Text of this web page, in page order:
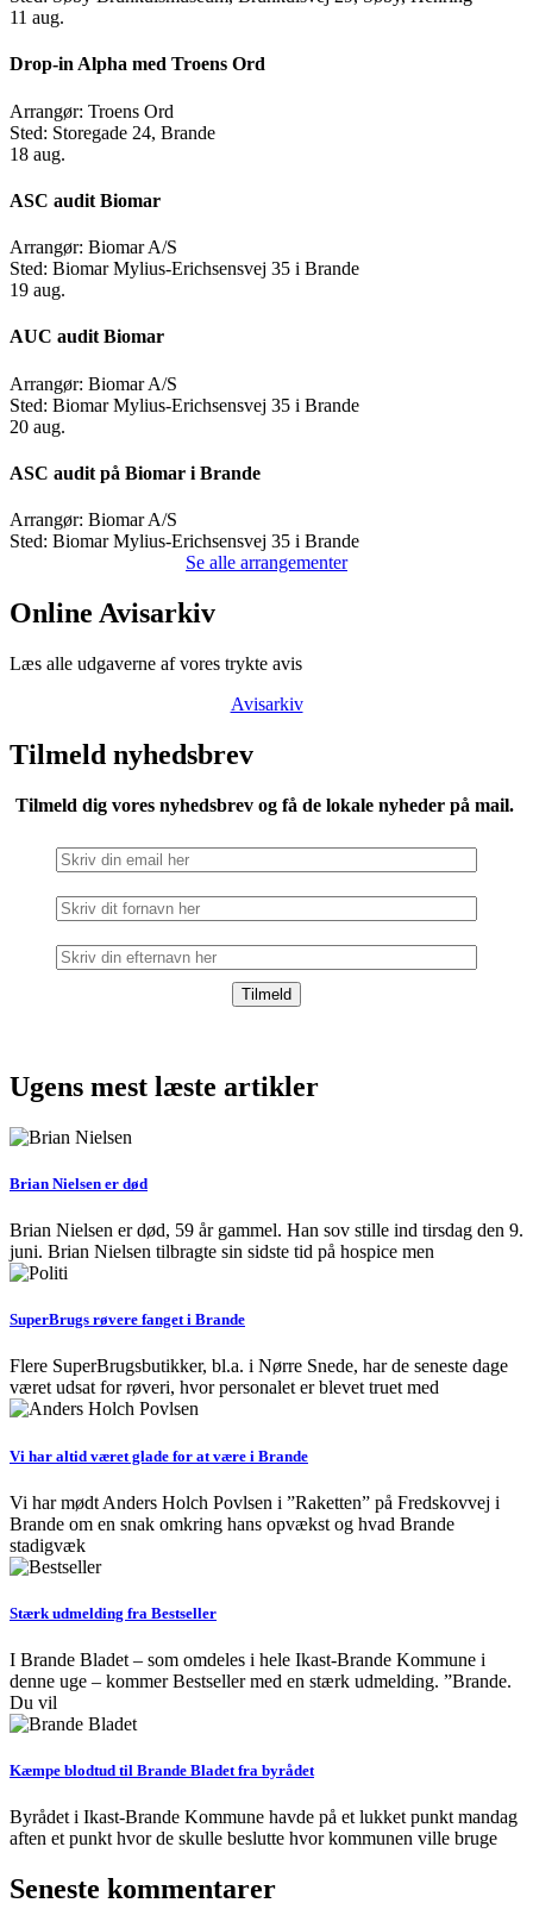
11 aug.
Drop-in Alpha med Troens Ord
Arrangør: Troens Ord
Sted: Storegade 24, Brande
18 aug.
ASC audit Biomar
Arrangør: Biomar A/S
Sted: Biomar Mylius-Erichsensvej 35 i Brande
19 aug.
AUC audit Biomar
Arrangør: Biomar A/S
Sted: Biomar Mylius-Erichsensvej 35 i Brande
20 aug.
ASC audit på Biomar i Brande
Arrangør: Biomar A/S
Sted: Biomar Mylius-Erichsensvej 35 i Brande
Se alle arrangementer
Online Avisarkiv
Læs alle udgaverne af vores trykte avis
Avisarkiv
Tilmeld nyhedsbrev
Tilmeld dig vores nyhedsbrev og få de lokale nyheder på mail.
Ugens mest læste artikler
Brian Nielsen er død
Brian Nielsen er død, 59 år gammel. Han sov stille ind tirsdag den 9.
juni. Brian Nielsen tilbragte sin sidste tid på hospice men
SuperBrugs røvere fanget i Brande
Flere SuperBrugsbutikker, bl.a. i Nørre Snede, har de seneste dage
været udsat for røveri, hvor personalet er blevet truet med
Vi har altid været glade for at være i Brande
Vi har mødt Anders Holch Povlsen i ”Raketten” på Fredskovvej i
Brande om en snak omkring hans opvækst og hvad Brande
stadigvæk
Stærk udmelding fra Bestseller
I Brande Bladet – som omdeles i hele Ikast-Brande Kommune i
denne uge – kommer Bestseller med en stærk udmelding. ”Brande.
Du vil
Kæmpe blodtud til Brande Bladet fra byrådet
Byrådet i Ikast-Brande Kommune havde på et lukket punkt mandag
aften et punkt hvor de skulle beslutte hvor kommunen ville bruge
Seneste kommentarer